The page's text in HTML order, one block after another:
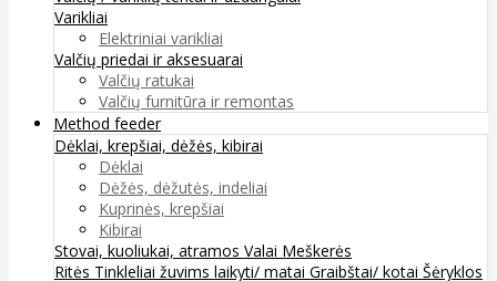
Varikliai
Elektriniai varikliai
Valčių priedai ir aksesuarai
Valčių ratukai
Valčių furnitūra ir remontas
Method feeder
Dėklai, krepšiai, dėžės, kibirai
Dėklai
Dėžės, dėžutės, indeliai
Kuprinės, krepšiai
Kibirai
Stovai, kuoliukai, atramos Valai Meškerės
Ritės Tinkleliai žuvims laikyti/ matai Graibštai/ kotai Šėryklos